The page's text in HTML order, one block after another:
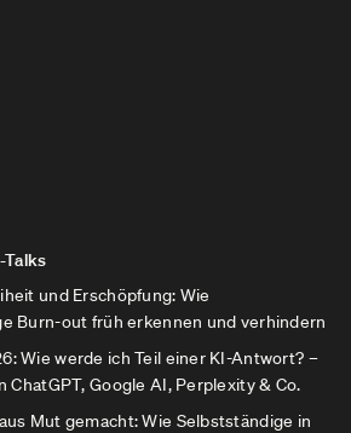
Talks
und Erschöpfung: Wie
Burn-out früh erkennen und verhindern
Wie werde ich Teil einer KI-Antwort? –
ChatGPT, Google AI, Perplexity & Co.
Mut gemacht: Wie Selbstständige in